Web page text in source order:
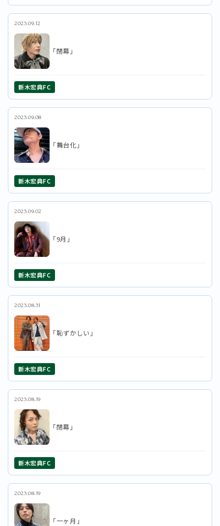
2023.09.12
「閉幕」
新木宏典FC
2023.09.08
「舞台化」
新木宏典FC
2023.09.02
「9月」
新木宏典FC
2023.08.31
「恥ずかしい」
新木宏典FC
2023.08.19
「閉幕」
新木宏典FC
2023.08.19
「一ヶ月」